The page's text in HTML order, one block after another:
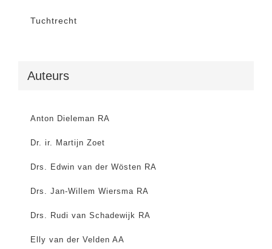
Tuchtrecht
Auteurs
Anton Dieleman RA
Dr. ir. Martijn Zoet
Drs. Edwin van der Wösten RA
Drs. Jan-Willem Wiersma RA
Drs. Rudi van Schadewijk RA
Elly van der Velden AA